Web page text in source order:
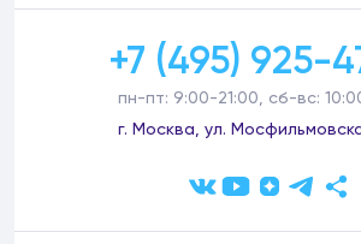
+7 (495) 925-
пн-пт: 9:00-21:00, сб-вс:
г. Москва, ул.